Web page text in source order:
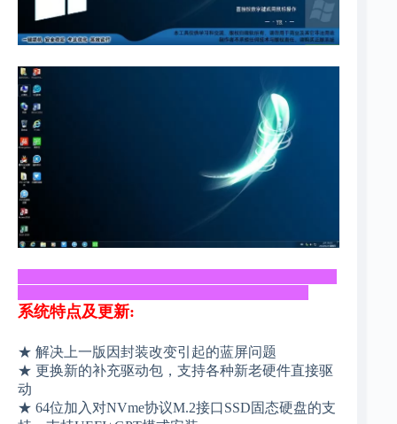
系统特点及更新:
★ 解决上一版因封装改变引起的蓝屏问题
★ 更换新的补充驱动包，支持各种新老硬件直接驱
动
★ 64位加入对NVme协议M.2接口SSD固态硬盘的支